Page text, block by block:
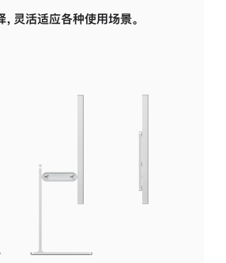
，灵活适应各种使用场景。